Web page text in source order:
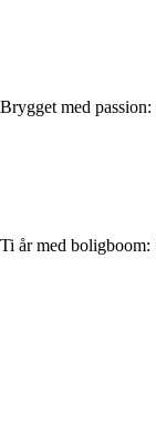
Brygget med
Ti år med boligboom: